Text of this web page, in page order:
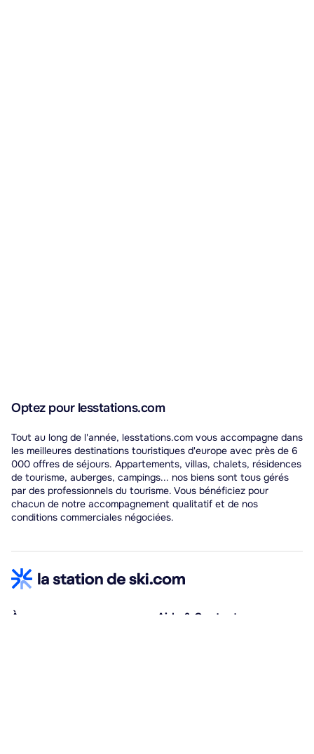
Optez pour lesstations.com
Tout au long de l'année, lesstations.com vous accompagne dans
les meilleures destinations touristiques d'europe avec près de 6
000 offres de séjours. Appartements, villas, chalets, résidences
de tourisme, auberges, campings... nos biens sont tous gérés
par des professionnels du tourisme. Vous bénéficiez pour
chacun de notre accompagnement qualitatif et de nos
conditions commerciales négociées.
À propos Aide & Contact